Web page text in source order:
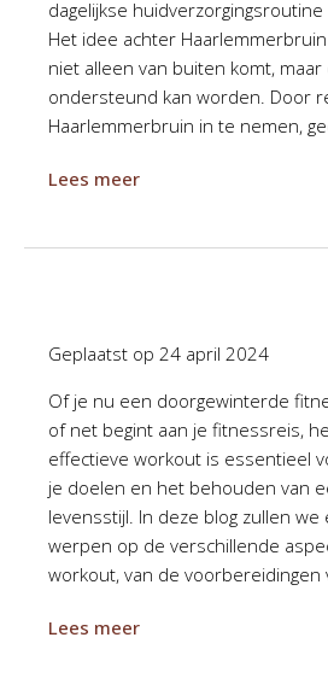
dagelijkse
Het idee achter
niet alleen van buiten komt,
ondersteund kan worden. Door
Haarlemmerbruin in te nemen,
Lees meer
Geplaatst op 24 april 2024
Of je nu een doorgewinterde
of net begint aan je fitnessreis,
effectieve workout is essentieel
je doelen en het behouden van
levensstijl. In deze blog zullen
werpen op de verschillende
workout, van de
Lees meer